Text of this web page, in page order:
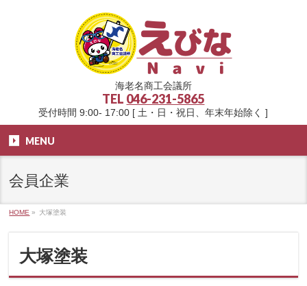
海老名商工会議所
TEL 046-231-5865
受付時間 9:00- 17:00 [ 土・日・祝日、年末年始除く ]
MENU
会員企業
HOME » 大塚塗装
大塚塗装